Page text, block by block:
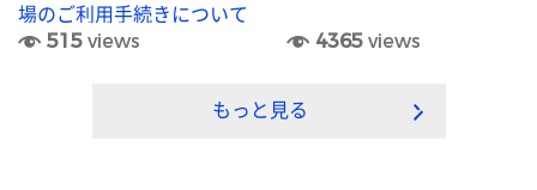
場のご利用手続きについて
515views 4365views
もっと見る